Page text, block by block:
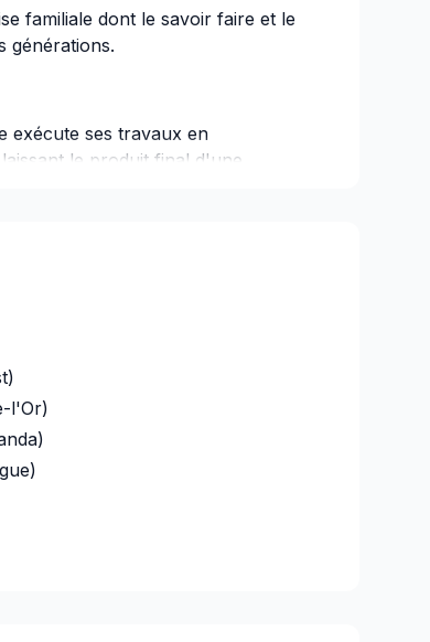
familiale dont le savoir faire et le
générations.
exécute ses travaux en
le produit final d'une
l'Or)